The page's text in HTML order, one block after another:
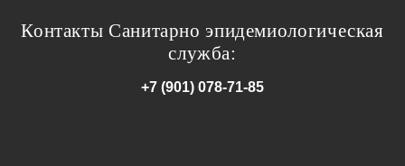
Контакты Санитарно эпидемиологическая
служба:
+7 (901) 078-71-85